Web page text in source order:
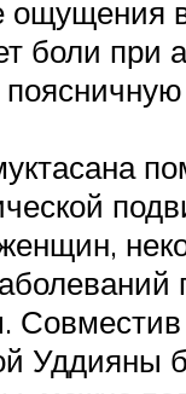
ощущения
боли при
Совместив
Уддияны